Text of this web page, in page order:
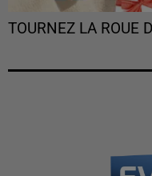
TOURNEZ LA ROUE